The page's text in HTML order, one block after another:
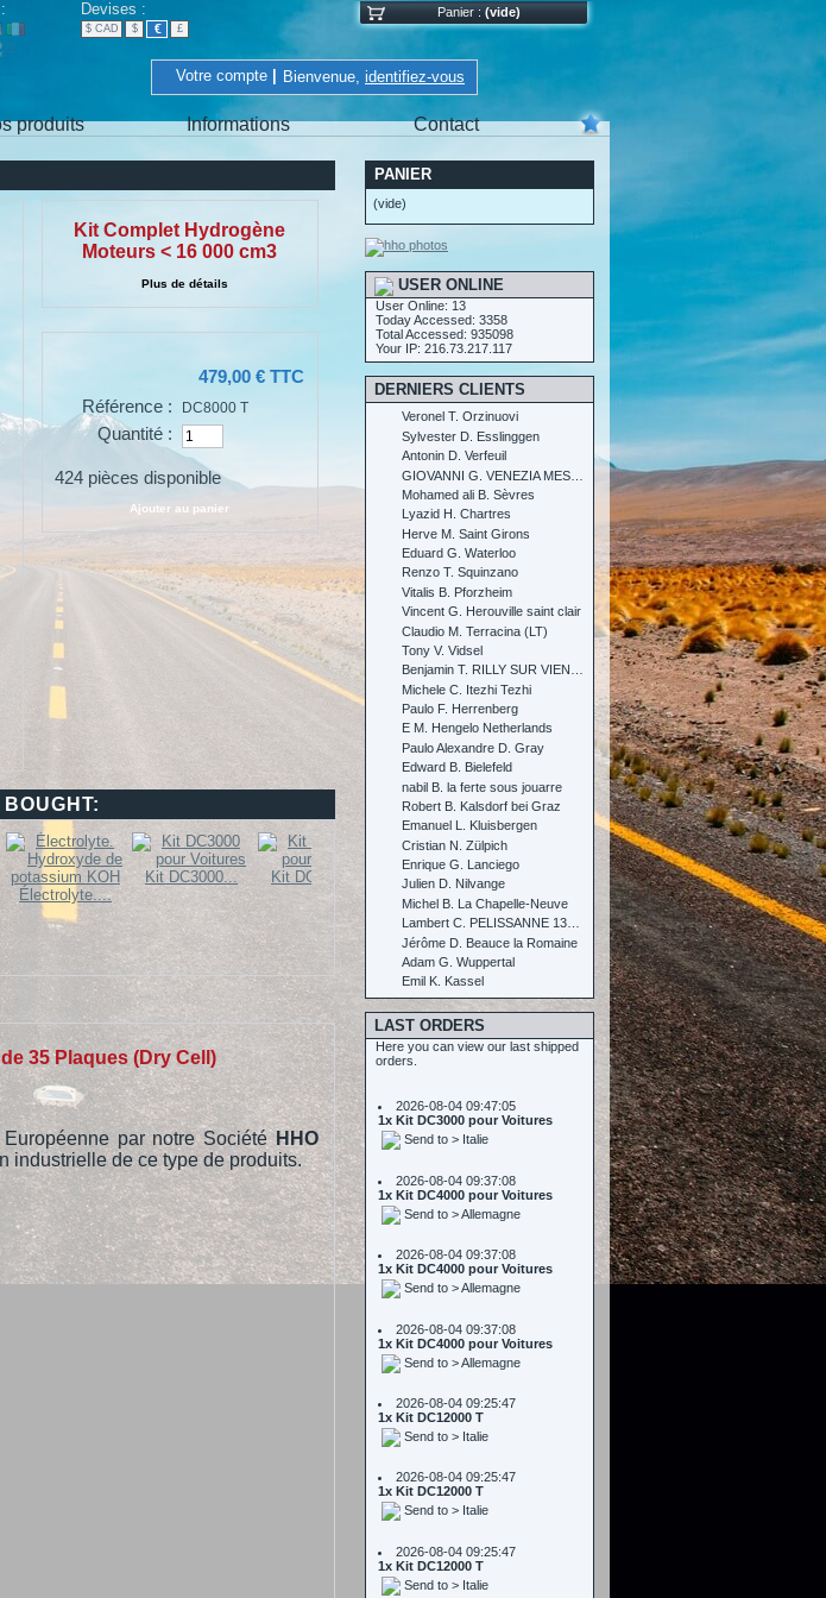
$ CAD $ € £
Devises :
Bienvenue, identifiez-vous
Panier : (vide)
Votre compte
produits Informations Contact
Kit Complet Hydrogène
Moteurs < 16 000 cm3
Plus de détails
479,00 € TTC
Référence : DC8000 T
Quantité :
424 pièces disponible
Électrolyte....
Kit DC3000... Kit DC4000...
60A CCPWM...
Électrolyte.... Électrolyte....
35 Plaques (Dry Cell)
par notre SociétéHHO
industrielle de ce type de produits.
PANIER
(vide)
USER ONLINE
User Online: 13
Today Accessed: 3358
Total Accessed: 935098
Your IP: 216.73.217.117
DERNIERS CLIENTS
Veronel T. Orzinuovi
Sylvester D. Esslinggen
Antonin D. Verfeuil
GIOVANNI G. VENEZIA MESTRE
Mohamed ali B. Sèvres
Lyazid H. Chartres
Herve M. Saint Girons
Eduard G. Waterloo
Renzo T. Squinzano
Vitalis B. Pforzheim
Vincent G. Herouville saint clair
Claudio M. Terracina (LT)
Tony V. Vidsel
Michele C. Itezhi Tezhi
Paulo F. Herrenberg
E M. Hengelo Netherlands
Paulo Alexandre D. Gray
Edward B. Bielefeld
nabil B. la ferte sous jouarre
Robert B. Kalsdorf bei Graz
Emanuel L. Kluisbergen
Cristian N. Zülpich
Enrique G. Lanciego
Julien D. Nilvange
Michel B. La Chapelle-Neuve
Lambert C. PELISSANNE 13330
Jérôme D. Beauce la Romaine
Adam G. Wuppertal
Emil K. Kassel
LAST ORDERS
Here you can view our last shipped
orders.
2026-08-04 09:47:05
1x Kit DC3000 pour Voitures
Send to > Italie
2026-08-04 09:47:05
1x Kit DC3000 pour Voitures
Send to > Italie
2026-08-04 09:47:05
2026-08-04 09:37:08
1x Kit DC4000 pour Voitures
2026-08-04 09:37:08
1x Kit DC4000 pour Voitures
2026-08-04 09:37:08
1x Kit DC4000 pour Voitures
2026-08-04 09:25:47
1x Kit DC12000 T
2026-08-04 09:25:47
1x Kit DC12000 T
2026-08-04 09:25:47
1x Kit DC12000 T
2026-08-04 09:25:37
1x Kit DC2000 pour Voitures